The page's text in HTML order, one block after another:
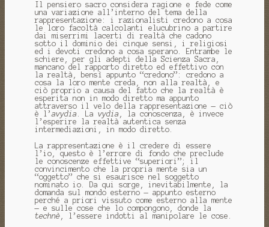
Il pensiero sacro considera ragione e fede come
una variazione all’interno del tema della
rappresentazione: i razionalisti credono a cosa
le loro facoltà calcolanti elucubrino a partire
dai miserrimi lacerti di realtà che cadono
sotto il dominio dei cinque sensi, i religiosi
ed i devoti credono a cosa sperano. Entrambe le
schiere, per gli adepti della Scienza Sacra,
mancano del rapporto diretto ed effettivo con
la realtà, bensì appunto “credono”: credono a
cosa la loro mente creda, non alla realtà, e
ciò proprio a causa del fatto che la realtà è
esperita non in modo diretto ma appunto
attraverso il velo della rappresentazione — ciò
è l’avydia . La vydia , la conoscenza, è invece
l’esperire la realtà autentica senza
intermediazioni, in modo diretto.
La rappresentazione è il credere di essere
l’io, questo è l’errore di fondo che preclude
le conoscenze effettive “superiori”; il
convincimento che la propria mente sia un
“oggetto” che si esaurisce nel soggetto
nominato io. Da qui sorge, inevitabilmente, la
domanda sul mondo esterno — appunto esterno
perché a priori vissuto come esterno alla mente
— e sulle cose che lo compongono, donde la
technè, l’essere indotti al manipolare le cose.